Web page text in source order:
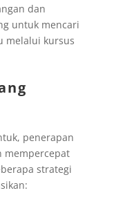
dan
untuk mencari
melalui kursus
penerapan
mempercepat
strategi